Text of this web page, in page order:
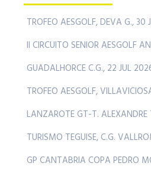
TROFEO AESGOLF, DEVA G., 30
II CIRCUITO SENIOR AESGOLF
GUADALHORCE C.G., 22 JUL
TROFEO AESGOLF,
LANZAROTE GT-T. ALEXANDRE
TURISMO TEGUISE, C.G.
GP CANTABRIA COPA PEDRO